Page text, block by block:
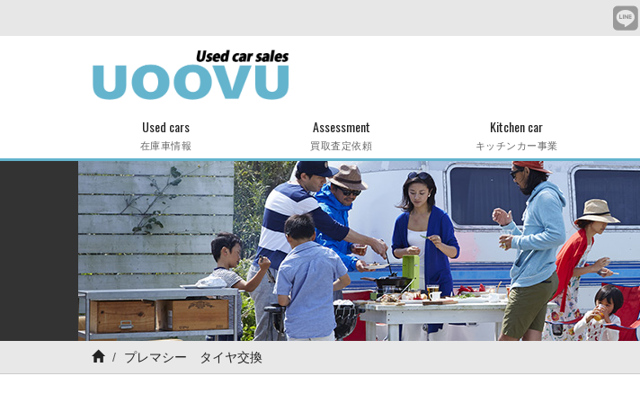
Used cars
在庫車情報
Assessment
買取査定依頼
Kitchen car
キッチンカー事業
プレマシー タイヤ交換